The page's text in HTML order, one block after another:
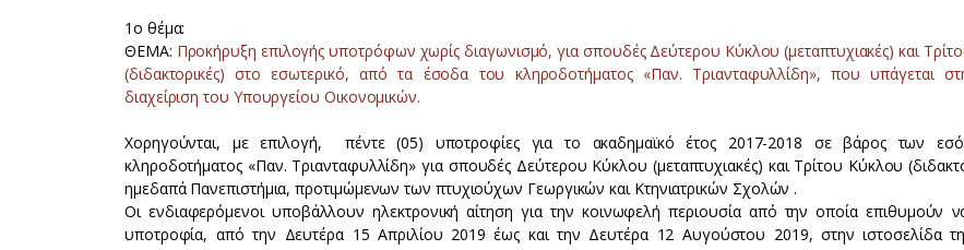
1ο θέμα:
ΘΕΜΑ: Προκήρυξη επιλογής υποτρόφων χωρίς διαγωνισμό, για σπουδές Δεύτερου Κύκλου (μεταπτυχιακές) και
(διδακτορικές) στο εσωτερικό, από τα έσοδα του κληροδοτήματος «Παν. Τριανταφυλλίδη», που υπάγεται
διαχείριση του Υπουργείου Οικονομικών.
Χορηγούνται, με επιλογή, πέντε (05) υποτροφίες για το ακαδημαϊκό έτος 2017-2018 σε βάρος των
κληροδοτήματος «Παν. Τριανταφυλλίδη» για σπουδές Δεύτερου Κύκλου (μεταπτυχιακές) και Τρίτου Κύκλου
ημεδαπά Πανεπιστήμια, προτιμώμενων των πτυχιούχων Γεωργικών και Κτηνιατρικών Σχολών .
Οι ενδιαφερόμενοι υποβάλλουν ηλεκτρονική αίτηση για την κοινωφελή περιουσία από την οποία επιθυμούν
υποτροφία, από την Δευτέρα 15 Απριλίου 2019 έως και την Δευτέρα 12 Αυγούστου 2019, στην ιστοσελίδα